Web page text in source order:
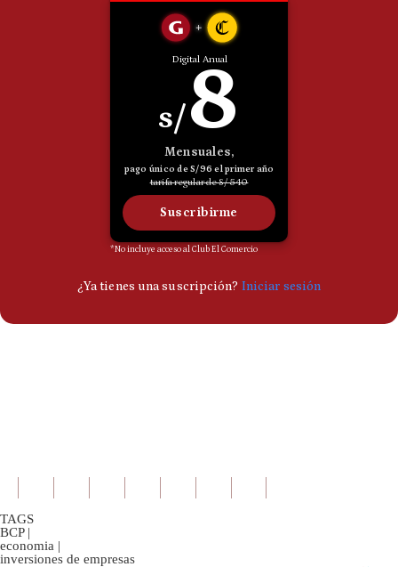
TAGS
BCP |
economia |
inversiones de empresas